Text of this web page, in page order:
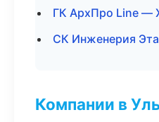
ГК АрхПро Line —
СК Инженерия
Компании в